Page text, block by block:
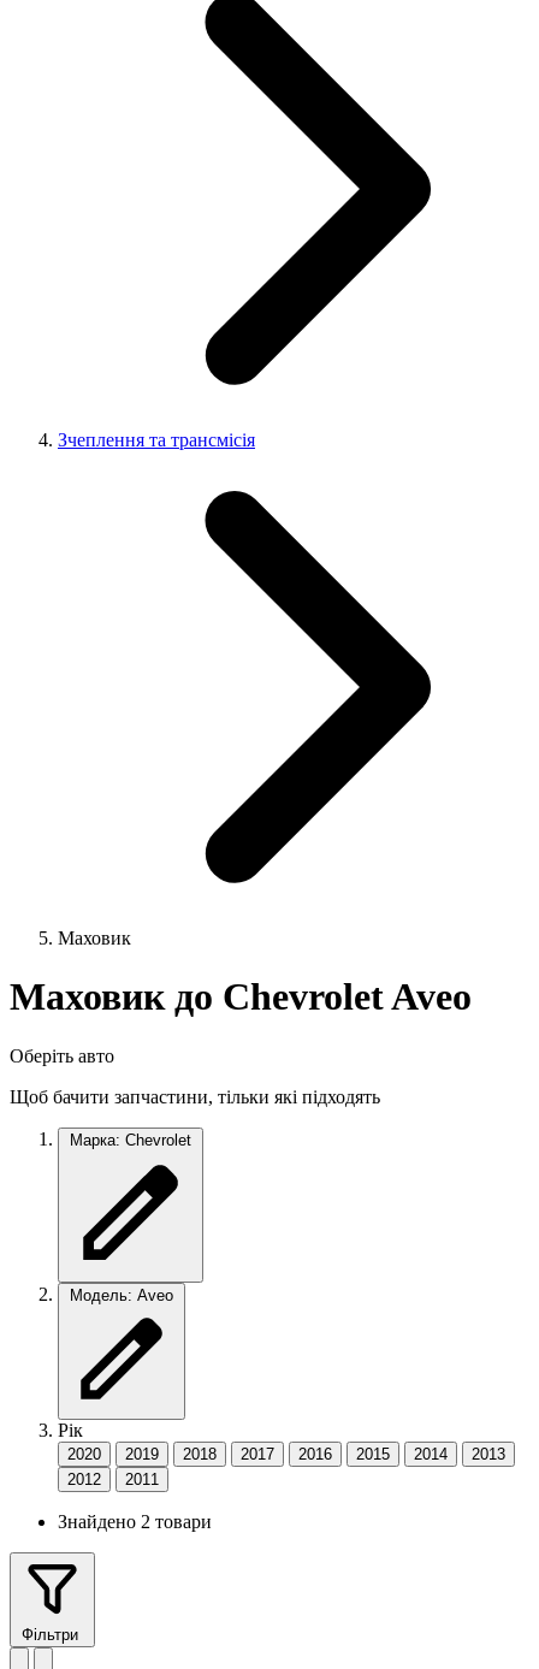
Зчеплення та трансмісія
Маховик
Маховик до Chevrolet Aveo
Оберіть авто
Щоб бачити запчастини, тільки які підходять
Марка: Chevrolet
Модель: Aveo
Рік
2020 2019 2018 2017 2016 2015 2014
2013
2012
2011
Знайдено 2 товари
Фільтри